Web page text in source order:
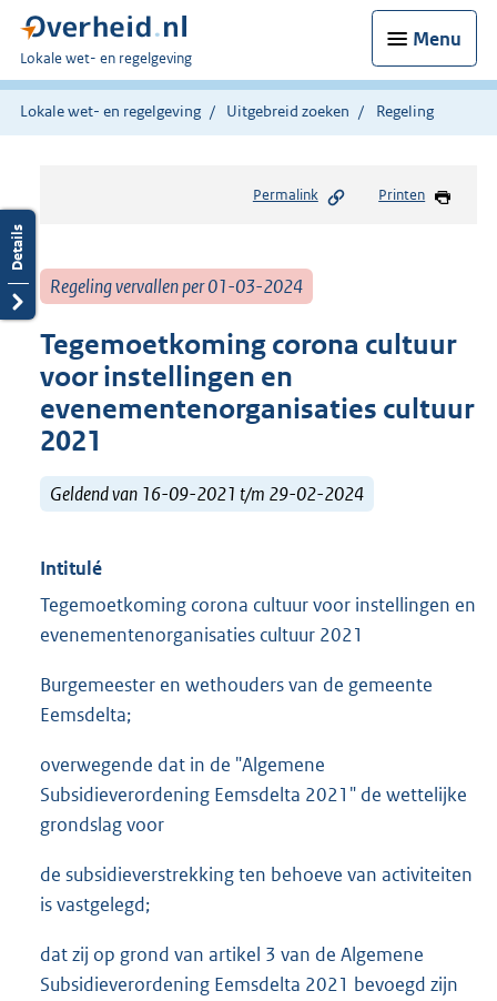
Menu
U
bent
hier:
Lokale wet- en regelgeving
Lokale wet- en regelgeving Uitgebreid zoeken Regeling
Permalink Printen
Regeling vervallen per 01-03-2024
Tegemoetkoming corona cultuur
voor instellingen en
evenementenorganisaties cultuur
2021
Geldend van 16-09-2021 t/m 29-02-2024
Intitulé
Tegemoetkoming corona cultuur voor instellingen en
evenementenorganisaties cultuur 2021
Burgemeester en wethouders van de gemeente
Eemsdelta;
overwegende dat in de "Algemene
Subsidieverordening Eemsdelta 2021" de wettelijke
grondslag voor
de subsidieverstrekking ten behoeve van activiteiten
is vastgelegd;
dat zij op grond van artikel 3 van de Algemene
Subsidieverordening Eemsdelta 2021 bevoegd zijn